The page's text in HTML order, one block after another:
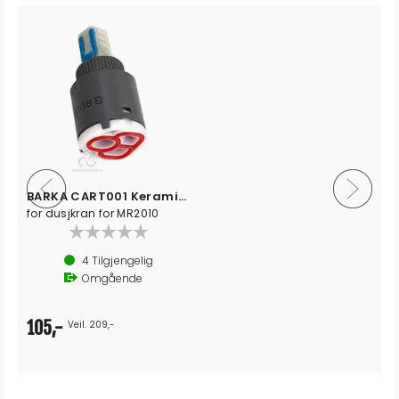
BARKA CART001 Keramisk tettning Ø25
for dusjkran for MR2010
4Tilgjengelig
Omgående
105,- Veil. 209,-